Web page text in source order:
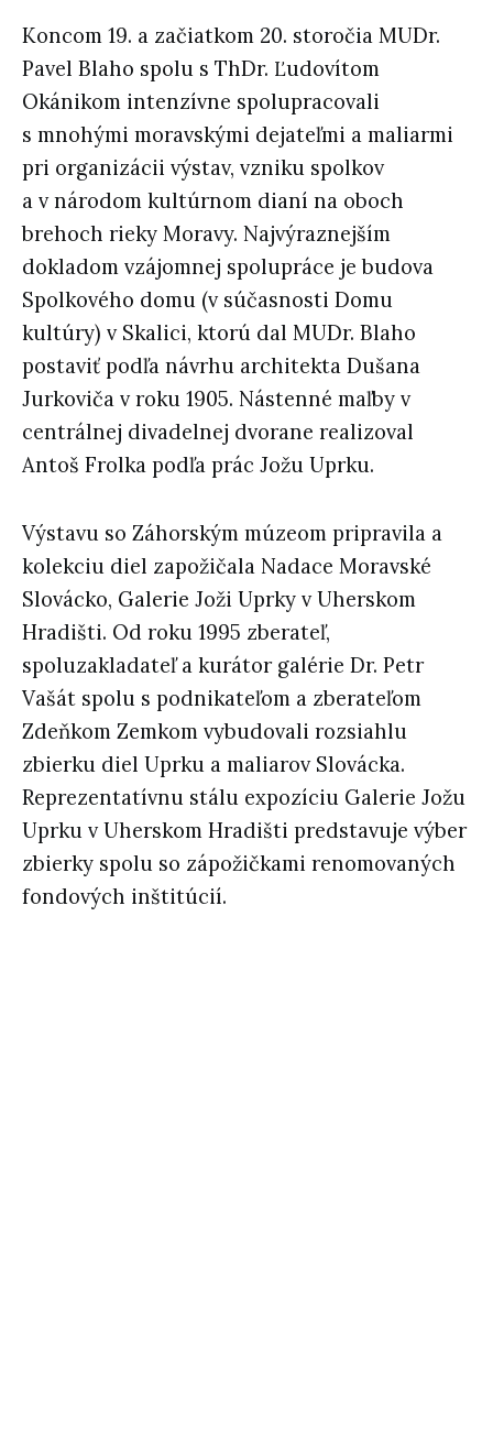
Koncom 19. a začiatkom 20. storočia MUDr.
Pavel Blaho spolu s ThDr. Ľudovítom
Okánikom intenzívne spolupracovali
s mnohými moravskými dejateľmi a maliarmi
pri organizácii výstav, vzniku spolkov
a v národom kultúrnom dianí na oboch
brehoch rieky Moravy. Najvýraznejším
dokladom vzájomnej spolupráce je budova
Spolkového domu (v súčasnosti Domu
kultúry) v Skalici, ktorú dal MUDr. Blaho
postaviť podľa návrhu architekta Dušana
Jurkoviča v roku 1905. Nástenné maľby v
centrálnej divadelnej dvorane realizoval
Antoš Frolka podľa prác Jožu Uprku.
Výstavu so Záhorským múzeom pripravila a
kolekciu diel zapožičala Nadace Moravské
Slovácko, Galerie Joži Uprky v Uherskom
Hradišti. Od roku 1995 zberateľ,
spoluzakladateľ a kurátor galérie Dr. Petr
Vašát spolu s podnikateľom a zberateľom
Zdeňkom Zemkom vybudovali rozsiahlu
zbierku diel Uprku a maliarov Slovácka.
Reprezentatívnu stálu expozíciu Galerie Jožu
Uprku v Uherskom Hradišti predstavuje výber
zbierky spolu so zápožičkami renomovaných
fondových inštitúcií.